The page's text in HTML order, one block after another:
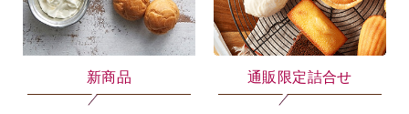
新商品 通販限定詰合せ